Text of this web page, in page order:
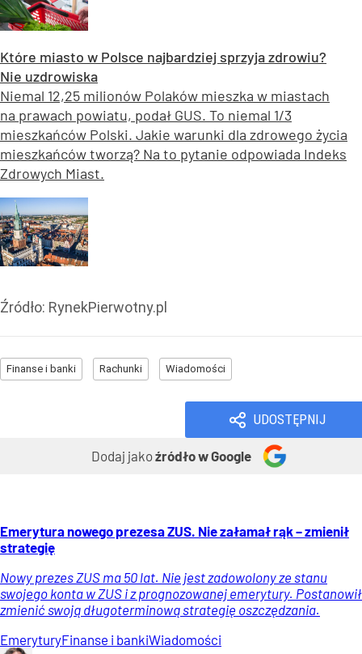
Które miasto w Polsce najbardziej sprzyja zdrowiu?
Nie uzdrowiska
Niemal 12,25 milionów Polaków mieszka w miastach
na prawach powiatu, podał GUS. To niemal 1/3
mieszkańców Polski. Jakie warunki dla zdrowego życia
mieszkańców tworzą? Na to pytanie odpowiada Indeks
Zdrowych Miast.
Źródło: RynekPierwotny.pl
Finanse i banki Rachunki Wiadomości
UDOSTĘPNIJ
Dodaj jakoźródło w Google
Emerytura nowego prezesa ZUS. Nie załamał rąk – zmienił
strategię
Nowy prezes ZUS ma 50 lat. Nie jest zadowolony ze stanu
swojego konta w ZUS i z prognozowanej emerytury. Postanowił
zmienić swoją długoterminową strategię oszczędzania.
EmeryturyFinanse i bankiWiadomości